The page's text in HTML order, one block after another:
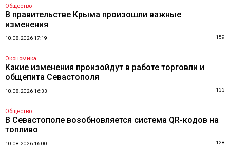
Общество
В правительстве Крыма произошли важные
изменения
10.08.2026 17:19 159
Экономика
Какие изменения произойдут в работе торговли и
общепита Севастополя
10.08.2026 16:33 133
Общество
В Севастополе возобновляется система QR-кодов на
топливо
10.08.2026 16:00 128